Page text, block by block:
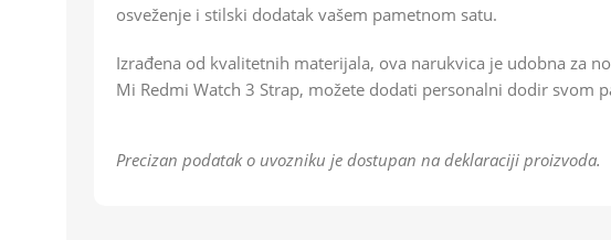
osveženje i stilski dodatak vašem pametnom satu.
Izrađena od kvalitetnih materijala, ova narukvica je udobna za
Mi Redmi Watch 3 Strap, možete dodati personalni dodir
Precizan podatak o uvozniku je dostupan na deklaraciji proizvoda.